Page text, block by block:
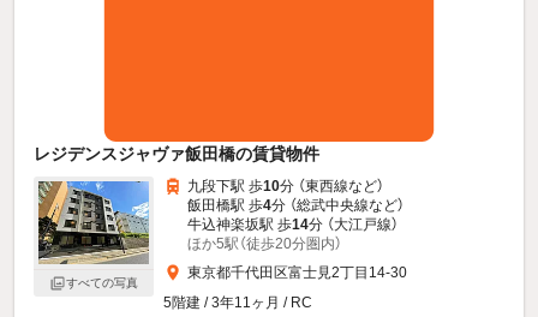
レジデンスジャヴァ飯田橋の賃貸物件
すべての写真
九段下駅 歩10分 （東西線など）
飯田橋駅 歩4分 （総武中央線など）
牛込神楽坂駅 歩14分 （大江戸線）
ほか5駅（徒歩20分圏内）
東京都千代田区富士見2丁目14-30
5階建 / 3年11ヶ月 / RC